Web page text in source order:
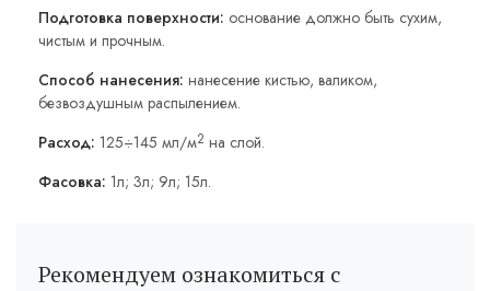
Подготовка поверхности: основание должно быть сухим,
чистым и прочным.
Способ нанесения: нанесение кистью, валиком,
безвоздушным распылением.
Расход: 125÷145 мл/м2 на слой.
Фасовка: 1л; 3л; 9л; 15л.
Рекомендуем ознакомиться с